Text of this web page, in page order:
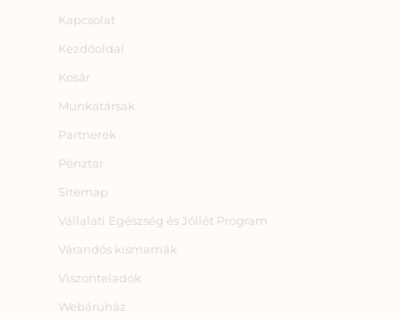
Kapcsolat
Kezdőoldal
Kosár
Munkatársak
Partnerek
Pénztár
Sitemap
Vállalati Egészség és Jóllét Program
Várandós kismamák
Viszonteladók
Webáruház